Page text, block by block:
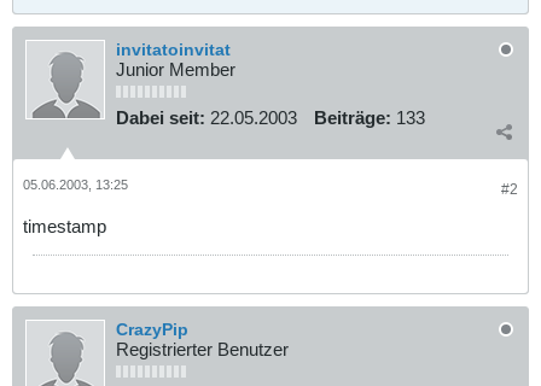
invitatoinvitat
Junior Member
Dabei seit: 22.05.2003 Beiträge: 133
#2
05.06.2003, 13:25
timestamp
CrazyPip
Registrierter Benutzer